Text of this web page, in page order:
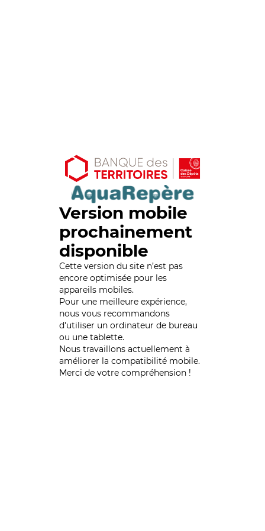
Version mobile
prochainement
disponible
Cette version du site n’est pas
encore optimisée pour les
appareils mobiles.
Pour une meilleure expérience,
nous vous recommandons
d'utiliser un ordinateur de bureau
ou une tablette.
Nous travaillons actuellement à
améliorer la compatibilité mobile.
Merci de votre compréhension !